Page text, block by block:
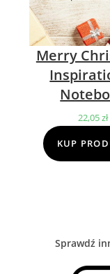
Merry
22,05zł
KUP
Sprawdź